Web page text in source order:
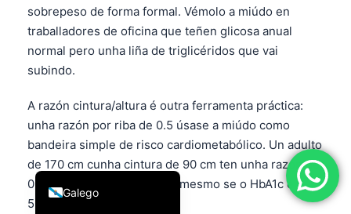
sobrepeso de forma formal. Vémolo a miúdo en
traballadores de oficina que teñen glicosa anual
normal pero unha liña de triglicéridos que vai
subindo.
A razón cintura/altura é outra ferramenta práctica:
unha razón por riba de 0.5 úsase a miúdo como
bandeira simple de risco cardiometabólico. Un adulto
de 170 cm cunha cintura de 90 cm ten unha razón de
0.53, que merece atención mesmo se o HbA1c é
5.3%.
Galego
English
Deutsch
العربية
עִבְרִית
Italiano
Español